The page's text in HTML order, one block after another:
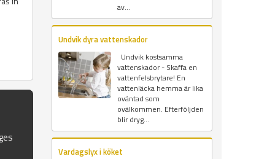
av...
Undvik dyra vattenskador
Undvik kostsamma
vattenskador - Skaffa en
vattenfelsbrytare! En
vattenläcka hemma är lika
oväntad som
ovälkommen. Efterföljden
blir dryg...
Vardagslyx i köket